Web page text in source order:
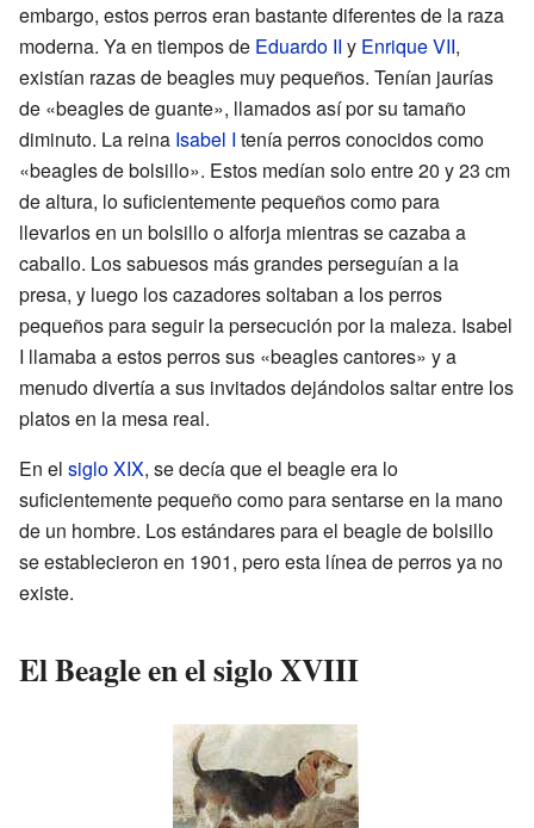
embargo, estos perros eran bastante diferentes de la raza
moderna. Ya en tiempos de Eduardo II y Enrique VII,
existían razas de beagles muy pequeños. Tenían jaurías
de «beagles de guante», llamados así por su tamaño
diminuto. La reina Isabel I tenía perros conocidos como
«beagles de bolsillo». Estos medían solo entre 20 y 23 cm
de altura, lo suficientemente pequeños como para
llevarlos en un bolsillo o alforja mientras se cazaba a
caballo. Los sabuesos más grandes perseguían a la
presa, y luego los cazadores soltaban a los perros
pequeños para seguir la persecución por la maleza. Isabel
I llamaba a estos perros sus «beagles cantores» y a
menudo divertía a sus invitados dejándolos saltar entre los
platos en la mesa real.
En el siglo XIX, se decía que el beagle era lo
suficientemente pequeño como para sentarse en la mano
de un hombre. Los estándares para el beagle de bolsillo
se establecieron en 1901, pero esta línea de perros ya no
existe.
El Beagle en el siglo XVIII